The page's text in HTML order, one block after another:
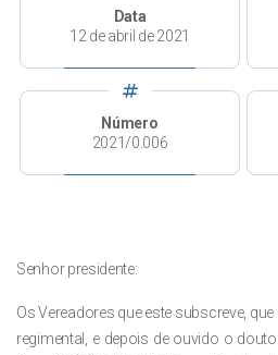
Data
12 de abril de 2021
tag
Número
2021/0.006
Senhor presidente:
Os Vereadores que este subscreve,
regimental, edepois de ouvido o douto